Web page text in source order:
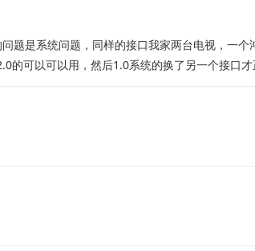
题是系统问题，同样的接口我家两台电视，一
的可以可以用，然后1.0系统的换了另一个接口才